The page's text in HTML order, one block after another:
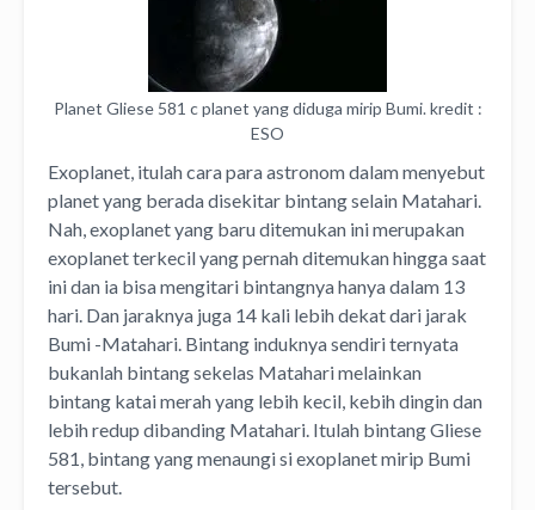
Planet Gliese 581 c planet yang diduga mirip Bumi. kredit :
ESO
Exoplanet, itulah cara para astronom dalam menyebut
planet yang berada disekitar bintang selain Matahari.
Nah, exoplanet yang baru ditemukan ini merupakan
exoplanet terkecil yang pernah ditemukan hingga saat
ini dan ia bisa mengitari bintangnya hanya dalam 13
hari. Dan jaraknya juga 14 kali lebih dekat dari jarak
Bumi -Matahari. Bintang induknya sendiri ternyata
bukanlah bintang sekelas Matahari melainkan
bintang katai merah yang lebih kecil, kebih dingin dan
lebih redup dibanding Matahari. Itulah bintang Gliese
581, bintang yang menaungi si exoplanet mirip Bumi
tersebut.